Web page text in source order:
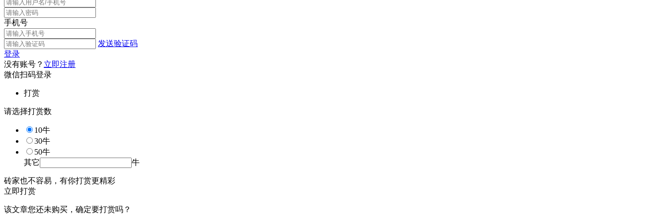
手机号
发送验证码
登录
没有账号？ 立即注册
微信扫码登录
打赏
请选择打赏数
10牛
30牛
50牛
其它
牛
砖家也不容易，有你打赏更精彩
立即打赏
该文章您还未购买，确定要打赏吗？